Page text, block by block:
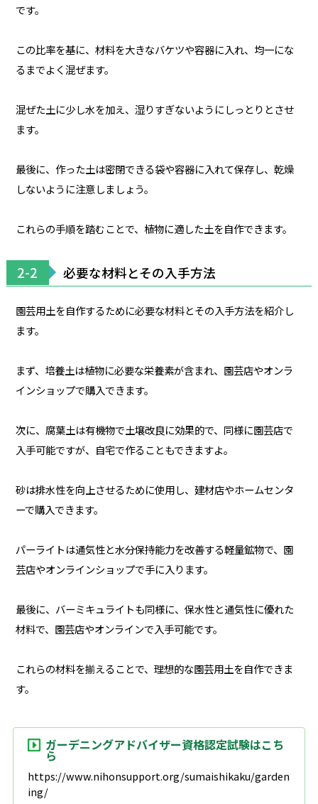
です。
この比率を基に、材料を大きなバケツや容器に入れ、均一にな
るまでよく混ぜます。
混ぜた土に少し水を加え、湿りすぎないようにしっとりとさせ
ます。
最後に、作った土は密閉できる袋や容器に入れて保存し、乾燥
しないように注意しましょう。
これらの手順を踏むことで、植物に適した土を自作できます。
2-2 必要な材料とその入手方法
園芸用土を自作するために必要な材料とその入手方法を紹介し
ます。
まず、培養土は植物に必要な栄養素が含まれ、園芸店やオンラ
インショップで購入できます。
次に、腐葉土は有機物で土壌改良に効果的で、同様に園芸店で
入手可能ですが、自宅で作ることもできますよ。
砂は排水性を向上させるために使用し、建材店やホームセンタ
ーで購入できます。
パーライトは通気性と水分保持能力を改善する軽量鉱物で、園
芸店やオンラインショップで手に入ります。
最後に、バーミキュライトも同様に、保水性と通気性に優れた
材料で、園芸店やオンラインで入手可能です。
これらの材料を揃えることで、理想的な園芸用土を自作できま
す。
ガーデニングアドバイザー資格認定試験はこち
ら
https://www.nihonsupport.org/sumaishikaku/garden
ing/